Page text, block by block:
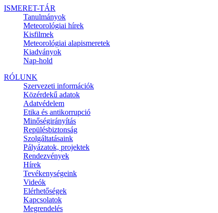
ISMERET-TÁR
Tanulmányok
Meteorológiai hírek
Kisfilmek
Meteorológiai alapismeretek
Kiadványok
Nap-hold
RÓLUNK
Szervezeti információk
Közérdekű adatok
Adatvédelem
Etika és antikorrupció
Minőségirányítás
Repülésbiztonság
Szolgáltatásaink
Pályázatok, projektek
Rendezvények
Hírek
Tevékenységeink
Videók
Elérhetőségek
Kapcsolatok
Megrendelés